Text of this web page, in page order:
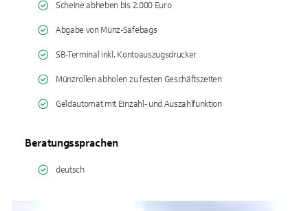
Scheine abheben bis 2.000 Euro
Abgabe von Münz-Safebags
SB-Terminal inkl. Kontoauszugsdrucker
Münzrollen abholen zu festen Geschäftszeiten
Geldautomat mit Einzahl- und Auszahlfunktion
Beratungssprachen
deutsch